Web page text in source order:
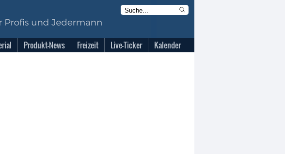
Produkt-News Freizeit Live-Ticker Kalender